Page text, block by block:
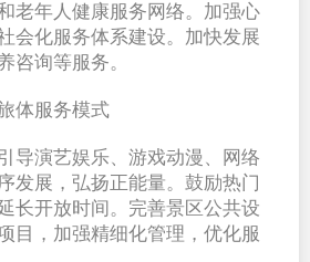
老年人健康服务网络。加强心
会化服务体系建设。加快发展
咨询等服务。
体服务模式
导演艺娱乐、游戏动漫、网络
发展，弘扬正能量。鼓励热门
长开放时间。完善景区公共设
目，加强精细化管理，优化服